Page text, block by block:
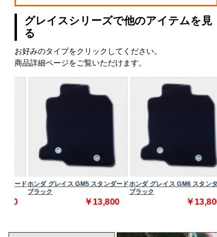
グレイスシリーズで他のアイテムを見
る
お好みのタイプをクリックしてください。
商品詳細ページをご覧いただけます。
ホンダ グレイス GM5 スタンダード
ブラック
￥13,800
ホンダ グレイス GM6 スタンダード
ブラック
￥13,800